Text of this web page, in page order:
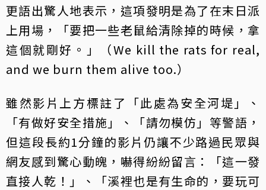
更語出驚人地表示，這項發明是為了在末日派
上用場，「要把一些老鼠給清除掉的時候，拿
這個就剛好。」（We kill the rats for real,
and we burn them alive too.）
雖然影片上方標註了「此處為安全河堤」、
「有做好安全措施」、「請勿模仿」等警語，
但這段長約1分鐘的影片仍讓不少路過民眾與
網友感到驚心動魄，嚇得紛紛留言：「這一發
直接人乾！」、「溪裡也是有生命的，要玩可